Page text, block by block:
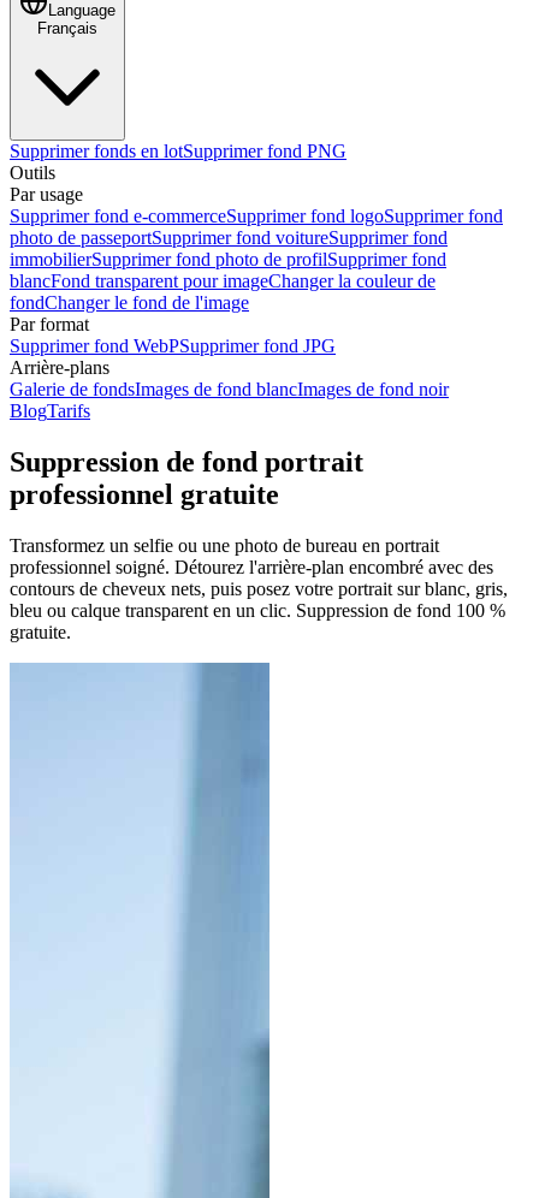
Language
Français
Supprimer fonds en lotSupprimer fond PNG
Outils
Par usage
Supprimer fond e-commerceSupprimer fond logoSupprimer fond
photo de passeportSupprimer fond voitureSupprimer fond
immobilierSupprimer fond photo de profilSupprimer fond
blancFond transparent pour imageChanger la couleur de
fondChanger le fond de l'image
Par format
Supprimer fond WebPSupprimer fond JPG
Arrière-plans
Galerie de fondsImages de fond blancImages de fond noir
BlogTarifs
Suppression de fond portrait
professionnel gratuite
Transformez un selfie ou une photo de bureau en portrait
professionnel soigné. Détourez l'arrière-plan encombré avec des
contours de cheveux nets, puis posez votre portrait sur blanc, gris,
bleu ou calque transparent en un clic. Suppression de fond 100 %
gratuite.